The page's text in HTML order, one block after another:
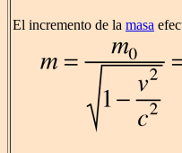
El incremento de la masa